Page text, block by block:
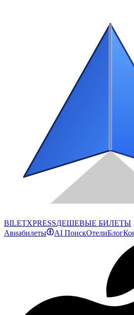
BILETXPRESSДЕШЕВЫЕ БИЛЕТЫ
Авиабилеты
AI ПоискОтелиБлог